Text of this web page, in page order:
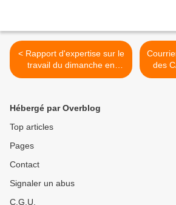
< Rapport d'expertise sur le
travail du dimanche en
bibliothèque
des
des
Hébergé par Overblog
Top articles
Pages
Contact
Signaler un abus
C.G.U.